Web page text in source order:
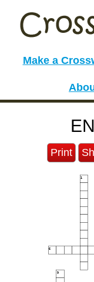
Make a
Print
1
6
9